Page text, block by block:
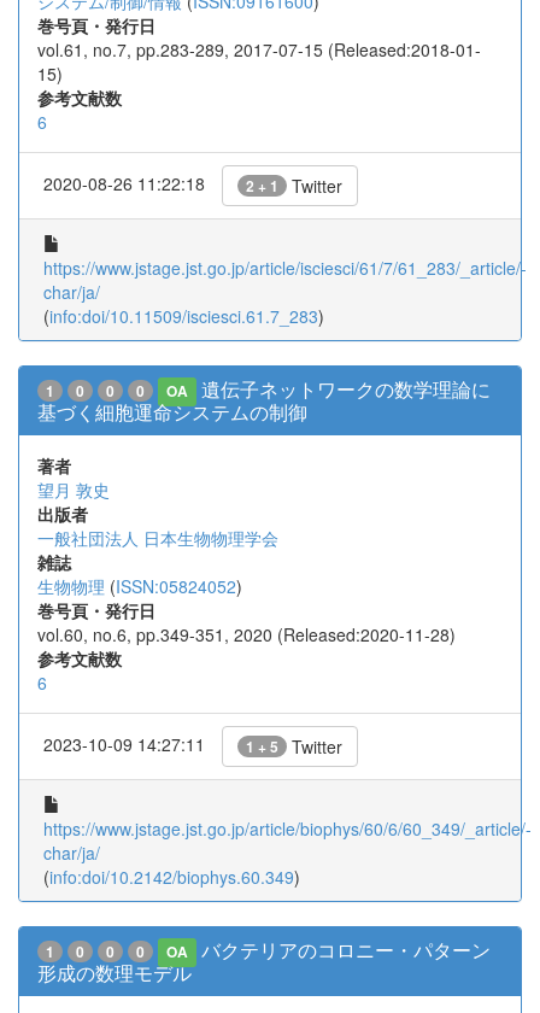
巻号頁・発行日
vol.61, no.7, pp.283-289, 2017-07-15 (Released:2018-01-
15)
参考文献数
6
2020-08-26 11:22:18 2 + 1 Twitter
https://www.jstage.jst.go.jp/article/isciesci/61/7/61_283/_article/-
char/ja/
(info:doi/10.11509/isciesci.61.7_283)
1 0 0 0 OA
遺伝子ネットワークの数学理論に
基づく細胞運命システムの制御
著者
望月 敦史
出版者
一般社団法人 日本生物物理学会
雑誌
生物物理 (ISSN:05824052)
巻号頁・発行日
vol.60, no.6, pp.349-351, 2020 (Released:2020-11-28)
参考文献数
6
2023-10-09 14:27:11 1 + 5 Twitter
https://www.jstage.jst.go.jp/article/biophys/60/6/60_349/_article/-
char/ja/
(info:doi/10.2142/biophys.60.349)
1 0 0 0 OA
バクテリアのコロニー・パターン
形成の数理モデル